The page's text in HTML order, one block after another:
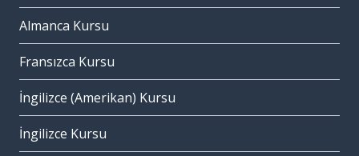
Almanca Kursu
Fransızca Kursu
İngilizce (Amerikan) Kursu
İngilizce Kursu